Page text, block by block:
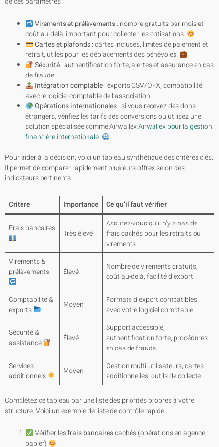
Virements et prélèvements: nombre gratuits par mois et
coût au-delà, important pour collecter les cotisations.
Cartes et plafonds: cartes incluses, limites de paiement et
retrait, utiles pour les déplacements des bénévoles.
Sécurité: authentification forte, alertes et assurance en cas
de fraude.
Intégration comptable: exports CSV/OFX, compatibilité
avec le logiciel comptable de l’association.
Opérations internationales: si vous recevez des dons
étrangers, vérifiez les tarifs des conversions ou utilisez une
solution spécialisée comme AirwallexAirwallex pour la gestion
financière internationale.
Pour aider à la décision, voici un tableau synthétique des critères clés.
Il permet de comparer rapidement plusieurs offres selon des
indicateurs pertinents.
Critère Importance Ce qu’il faut vérifier
Frais bancaires
Très élevé
Assurez-vous qu’il n’y a pas de
frais cachés pour les retraits ou
virements
Virements &
prélèvements
Élevé
Nombre de virements gratuits,
coût au-delà, facilité d’export
Comptabilité &
exports
Moyen
Formats d’export compatibles
avec votre logiciel comptable
Sécurité &
assistance
Élevé
Support accessible,
authentification forte, procédures
en cas de fraude
Services
additionnels
Moyen
Gestion multi-utilisateurs, cartes
additionnelles, outils de collecte
Complétez ce tableau par une liste des priorités propres à votre
structure. Voici un exemple de liste de contrôle rapide :
Vérifier lesfrais bancairescachés (opérations en agence,
papier)